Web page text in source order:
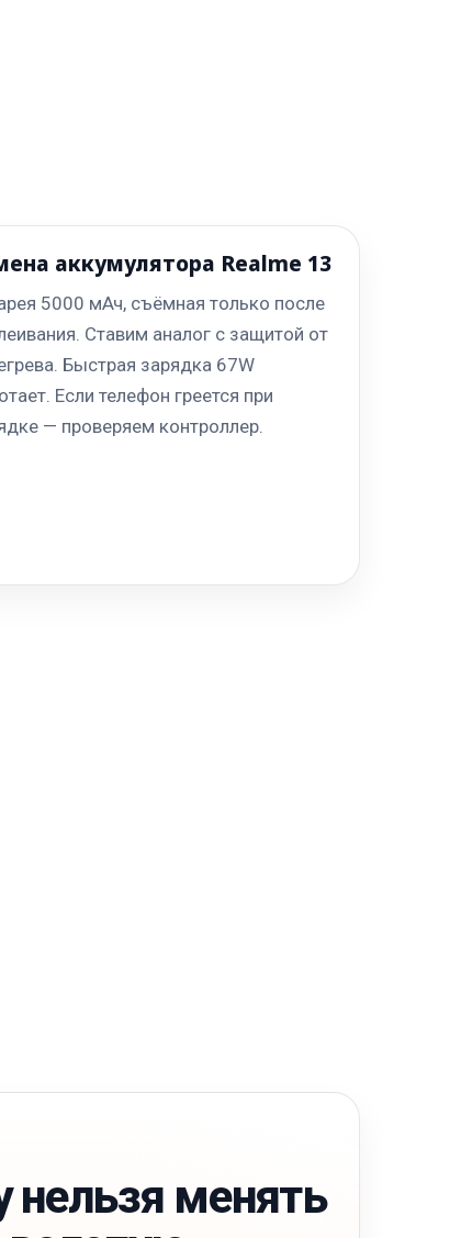
аккумулятора Realme 13
5000 мАч, съёмная только после
Ставим аналог с защитой от
Быстрая зарядка 67W
Если телефон греется при
— проверяем контроллер.
нельзя менять